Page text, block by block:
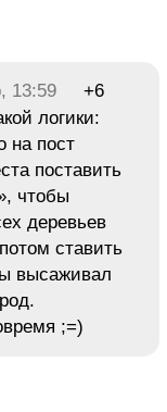
13:59
+6
логики:
на пост
поставить
чтобы
деревьев
ставить
высаживал
;=)